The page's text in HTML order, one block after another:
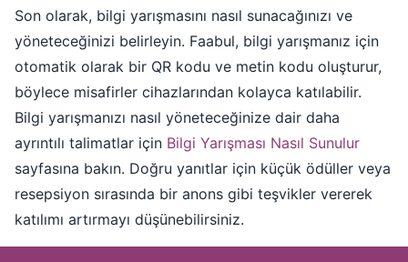
Son olarak, bilgi yarışmasını nasıl sunacağınızı ve
yöneteceğinizi belirleyin. Faabul, bilgi yarışmanız için
otomatik olarak bir QR kodu ve metin kodu oluşturur,
böylece misafirler cihazlarından kolayca katılabilir.
Bilgi yarışmanızı nasıl yöneteceğinize dair daha
ayrıntılı talimatlar için Bilgi Yarışması Nasıl Sunulur
sayfasına bakın. Doğru yanıtlar için küçük ödüller veya
resepsiyon sırasında bir anons gibi teşvikler vererek
katılımı artırmayı düşünebilirsiniz.